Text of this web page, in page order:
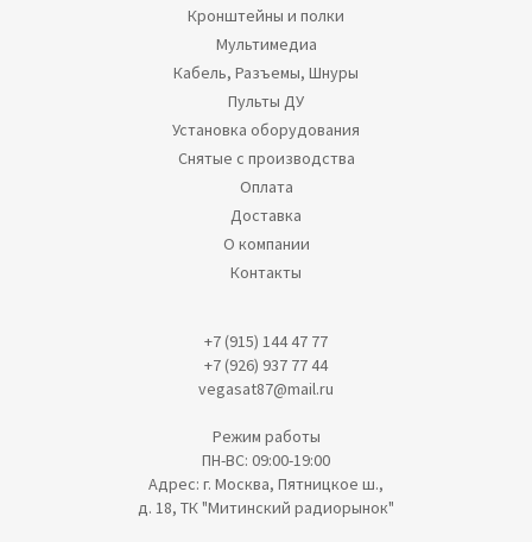
Кронштейны и полки
Мультимедиа
Кабель, Разъемы, Шнуры
Пульты ДУ
Установка оборудования
Снятые с производства
Оплата
Доставка
О компании
Контакты
+7 (915) 144 47 77
+7 (926) 937 77 44
vegasat87@mail.ru
Режим работы
ПН-ВС: 09:00-19:00
Адрес: г. Москва, Пятницкое ш.,
д. 18, ТК "Митинский радиорынок"